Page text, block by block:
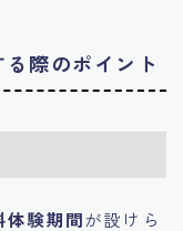
際のポイント
体験期間が設けら